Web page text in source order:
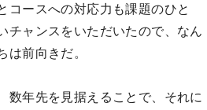
コースへの対応力も課題のひと
チャンスをいただいたので、なん
前向きだ。
数年先を見据えることで、それに